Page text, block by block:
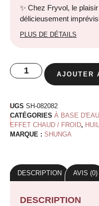
✨ Chez Fryvol, le
délicieusement
PLUS DE DÉTAILS
AJOUTER
UGS SH-082082
CATÉGORIES À BASE D'EAU
EFFET CHAUD / FROID,
MARQUE : SHUNGA
DESCRIPTION AVIS (0)
DESCRIPTION